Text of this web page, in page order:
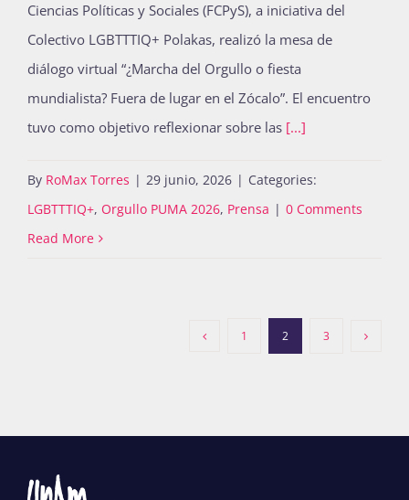
Ciencias Políticas y Sociales (FCPyS), a iniciativa del
Colectivo LGBTTTIQ+ Polakas, realizó la mesa de
diálogo virtual “¿Marcha del Orgullo o fiesta
mundialista? Fuera de lugar en el Zócalo”. El encuentro
tuvo como objetivo reflexionar sobre las [...]
By RoMax Torres | 29 junio, 2026 | Categories:
LGBTTTIQ+, Orgullo PUMA 2026, Prensa | 0 Comments
Read More
1 2 3